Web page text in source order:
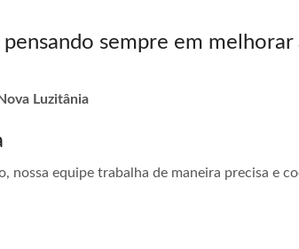
sempre em melhorar
Luzitânia
nossa equipe trabalha de maneira precisa e